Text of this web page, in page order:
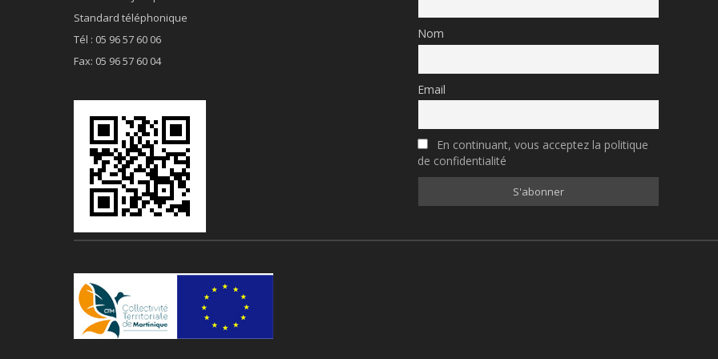
Standard téléphonique
Tél : 05 96 57 60 06
Fax: 05 96 57 60 04
Nom
Email
En continuant, vous acceptez la politique
de confidentialité